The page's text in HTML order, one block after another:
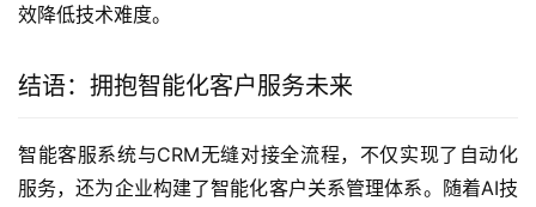
效降低技术难度。
结语：拥抱智能化客户服务未来
智能客服系统与CRM无缝对接全流程，不仅实现了自动化
服务，还为企业构建了智能化客户关系管理体系。随着AI技